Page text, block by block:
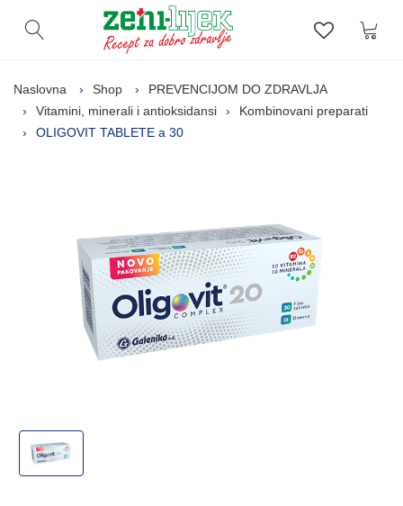
Otvori pretragu Lista
Naslovna Shop
PREVENCIJOM DO ZDRAVLJA
Vitamini, minerali i antioksidansi
Kombinovani preparati
OLIGOVIT TABLETE a 30